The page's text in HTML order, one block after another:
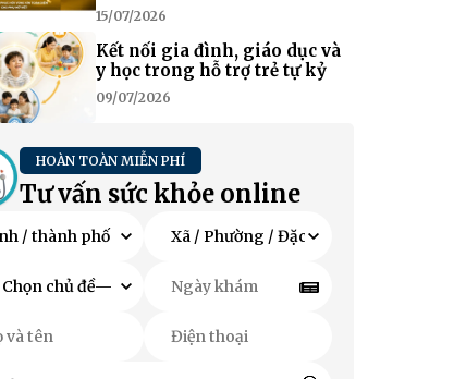
15/07/2026
Kết nối gia đình, giáo dục và
y học trong hỗ trợ trẻ tự kỷ
09/07/2026
HOÀN TOÀN MIỄN PHÍ
Tư vấn sức khỏe online